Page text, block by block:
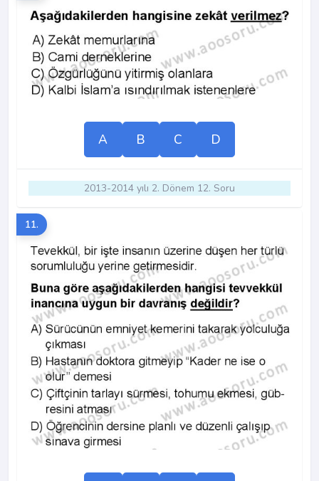
A B C D
2013-2014 yılı 2. Dönem 12. Soru
11.